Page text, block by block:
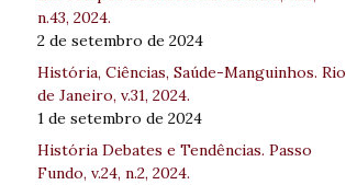
n.43, 2024.
2 de setembro de 2024
História, Ciências, Saúde-Manguinhos. Rio
de Janeiro, v.31, 2024.
1 de setembro de 2024
História Debates e Tendências. Passo
Fundo, v.24, n.2, 2024.